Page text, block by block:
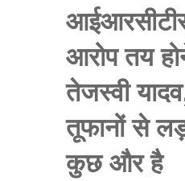
आरोप तय
तेजस्वी
तूफानों से
कुछ और है